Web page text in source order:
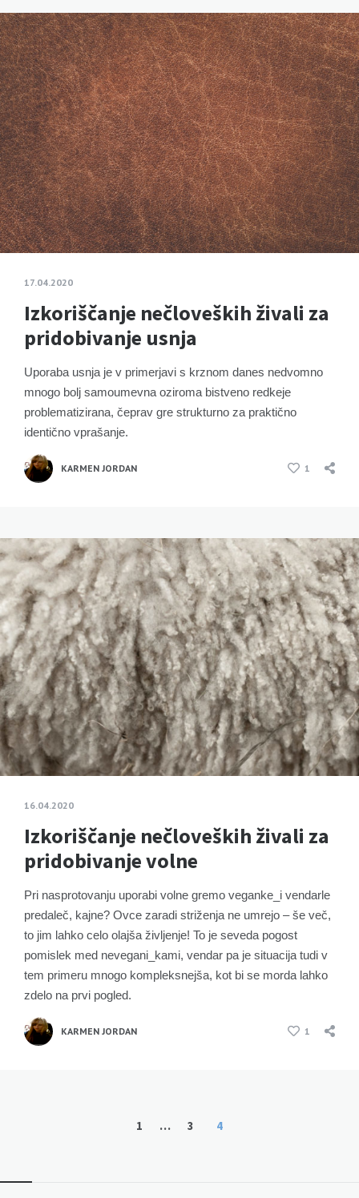
17.04.2020
Izkoriščanje nečloveških živali za
pridobivanje usnja
Uporaba usnja je v primerjavi s krznom danes nedvomno
mnogo bolj samoumevna oziroma bistveno redkeje
problematizirana, čeprav gre strukturno za praktično
identično vprašanje.
KARMEN JORDAN 1
16.04.2020
Izkoriščanje nečloveških živali za
pridobivanje volne
Pri nasprotovanju uporabi volne gremo veganke_i vendarle
predaleč, kajne? Ovce zaradi striženja ne umrejo – še več,
to jim lahko celo olajša življenje! To je seveda pogost
pomislek med nevegani_kami, vendar pa je situacija tudi v
tem primeru mnogo kompleksnejša, kot bi se morda lahko
zdelo na prvi pogled.
KARMEN JORDAN 1
1 … 3 4